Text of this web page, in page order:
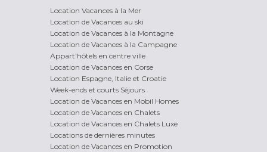
Location Vacances à la Mer
Location de Vacances au ski
Location de Vacances à la Montagne
Location de Vacances à la Campagne
Appart'hôtels en centre ville
Location de Vacances en Corse
Location Espagne, Italie et Croatie
Week-ends et courts Séjours
Location de Vacances en Mobil Homes
Location de Vacances en Chalets
Location de Vacances en Chalets Luxe
Locations de dernières minutes
Location de Vacances en Promotion